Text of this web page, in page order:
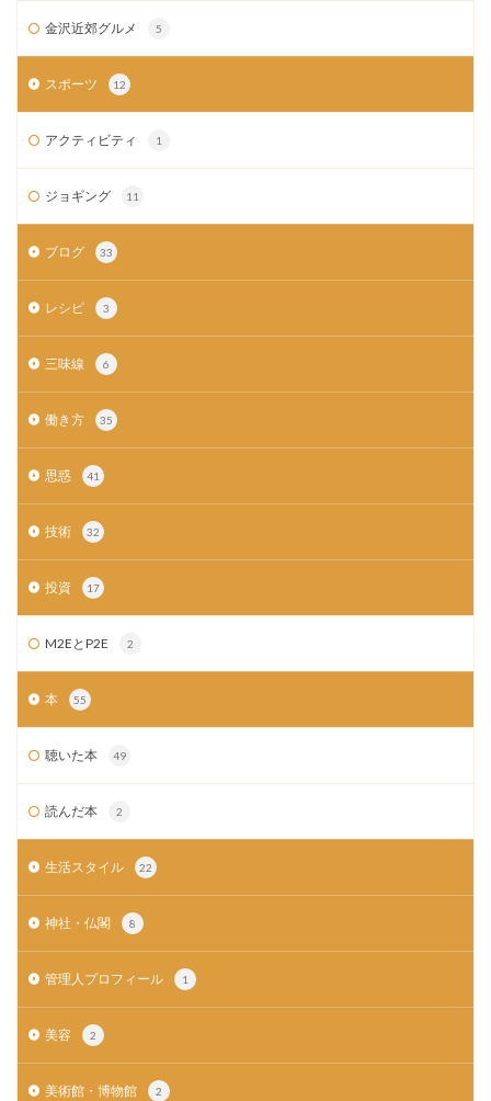
金沢近郊グルメ 5
スポーツ 12
アクティビティ 1
ジョギング 11
ブログ 33
レシピ 3
三味線 6
働き方 35
思惑 41
技術 32
投資 17
M2EとP2E 2
本 55
聴いた本 49
読んだ本 2
生活スタイル 22
神社・仏閣 8
管理人プロフィール 1
美容 2
美術館・博物館 2